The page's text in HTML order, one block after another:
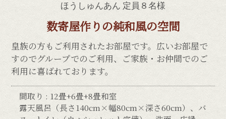
ほうしゅんあん 定員８名様
数寄屋作りの純和風の空間
皇族の方もご利用されたお部屋です。広いお部屋で
すのでグループでのご利用、ご家族・お仲間でのご
利用に喜ばれております。
間取り : 12畳+6畳+8畳和室
露天風呂（長さ140cm×幅80cm×深さ60cm）、バ